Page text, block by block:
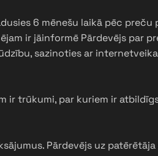
6 mēnešu laikā pēc preču
ir jāinformē Pārdevējs par
sazinoties ar
ir trūkumi, par kuriem ir
Pārdevējs uz